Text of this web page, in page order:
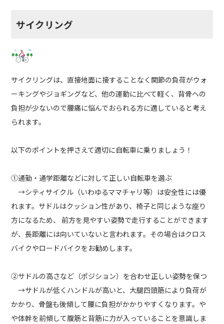
サイクリング
サイクリングは、直接地面に接することなく関節の負荷がウォ
ーキングやジョギングなど、他の運動に比べて軽く、背骨への
負担が少ないので腰痛に悩んでおられる方に適していると考え
られます。
以下のポイントを押さえて適切に自転車に乗りましょう！
①通勤・通学距離などに対して正しい自転車を選ぶ
→シティサイクル（いわゆるママチャリ等）は安全性には優
れます。サドルはクッション性があり、椅子と同じような座り
方になるため、 前方を見やすい姿勢で走行することができます
が、長距離には向いていないと言われます。その場合はクロス
バイクやロードバイクをお勧めします。
②サドルの高さなど（ポジション）を合わせ正しい姿勢を保つ
→サドルが低くハンドルが高いと、大腿四頭筋により負荷が
かかり、骨盤も後傾して腰に負担がかかりやすくなります。や
や体幹を前傾して腹筋と背筋に力が入っていることを意識しま